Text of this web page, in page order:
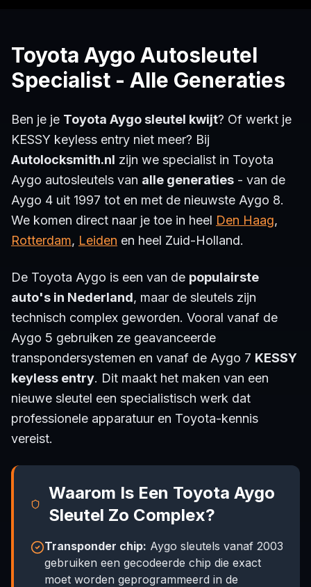
Toyota Aygo Autosleutel
Specialist - Alle Generaties
Ben je je Toyota Aygo sleutel kwijt? Of werkt je
KESSY keyless entry niet meer? Bij
Autolocksmith.nl zijn we specialist in Toyota
Aygo autosleutels van alle generaties - van de
Aygo 4 uit 1997 tot en met de nieuwste Aygo 8.
We komen direct naar je toe in heel Den Haag,
Rotterdam, Leiden en heel Zuid-Holland.
De Toyota Aygo is een van de populairste
auto's in Nederland, maar de sleutels zijn
technisch complex geworden. Vooral vanaf de
Aygo 5 gebruiken ze geavanceerde
transpondersystemen en vanaf de Aygo 7 KESSY
keyless entry. Dit maakt het maken van een
nieuwe sleutel een specialistisch werk dat
professionele apparatuur en Toyota-kennis
vereist.
Waarom Is Een Toyota Aygo
Sleutel Zo Complex?
Transponder chip: Aygo sleutels vanaf 2003
gebruiken een gecodeerde chip die exact
moet worden geprogrammeerd in de